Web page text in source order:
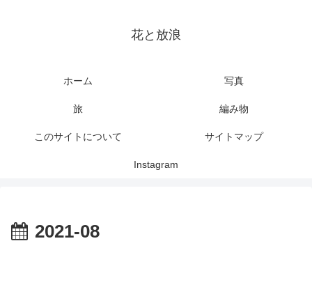
花と放浪
ホーム 写真
旅 編み物
このサイトについて サイトマップ
Instagram
2021-08